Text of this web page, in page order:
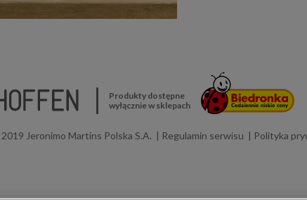
Produkty dostępne
wyłącznie w sklepach
Jeronimo Martins Polska S.A. Regulamin serwisu Polityka